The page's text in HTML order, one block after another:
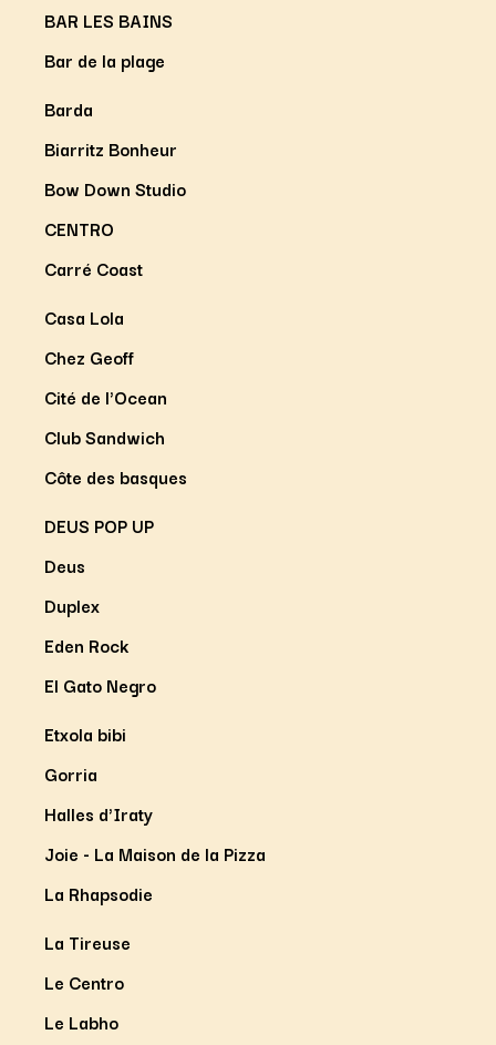
BAR LES BAINS
Bar de la plage
Barda
Biarritz Bonheur
Bow Down Studio
CENTRO
Carré Coast
Casa Lola
Chez Geoff
Cité de l'Ocean
Club Sandwich
Côte des basques
DEUS POP UP
Deus
Duplex
Eden Rock
El Gato Negro
Etxola bibi
Gorria
Halles d'Iraty
Joie - La Maison de la Pizza
La Rhapsodie
La Tireuse
Le Centro
Le Labho